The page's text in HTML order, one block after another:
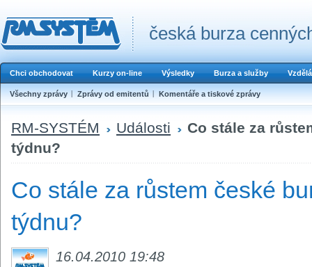
česká burza
Chci obchodovat Kurzy on-line Výsledky Burza a služby
Všechny zprávy Zprávy od emitentů Komentáře a tiskové zprávy
RM-SYSTÉM Události
Co stále za
týdnu?
Co stále za růstem české
týdnu?
16.04.2010 19:48